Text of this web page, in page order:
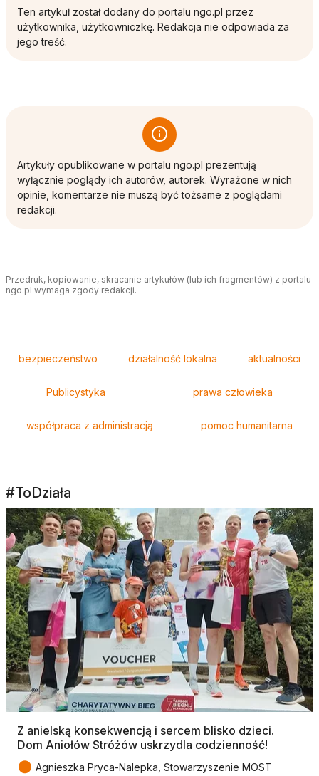
Ten artykuł został dodany do portalu ngo.pl przez
użytkownika, użytkowniczkę. Redakcja nie odpowiada za
jego treść.
Artykuły opublikowane w portalu ngo.pl prezentują
wyłącznie poglądy ich autorów, autorek. Wyrażone w nich
opinie, komentarze nie muszą być tożsame z poglądami
redakcji.
Przedruk, kopiowanie, skracanie artykułów (lub ich fragmentów) z portalu
ngo.pl wymaga zgody redakcji.
bezpieczeństwo działalność lokalna aktualności
Publicystyka prawa człowieka
współpraca z administracją pomoc humanitarna
#ToDziała
Z anielską konsekwencją i sercem blisko dzieci.
Dom Aniołów Stróżów uskrzydla codzienność!
● Agnieszka Pryca-Nalepka, Stowarzyszenie MOST